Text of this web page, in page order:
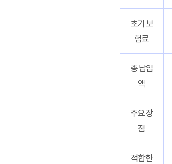
초기 보
험료
총 납입
액
주요 장
점
적합한